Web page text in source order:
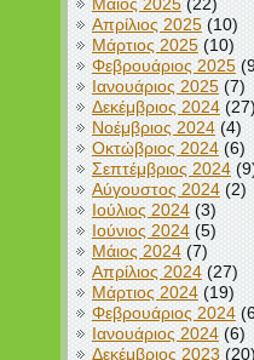
Απρίλιος 2025(10)
Μάρτιος 2025(10)
Φεβρουάριος 2025
Ιανουάριος 2025(7)
Δεκέμβριος 2024(27)
Νοέμβριος 2024(4)
Οκτώβριος 2024(6)
Σεπτέμβριος 2024
Αύγουστος 2024(2)
Ιούλιος 2024(3)
Ιούνιος 2024(5)
Μάιος 2024(7)
Απρίλιος 2024(27)
Μάρτιος 2024(19)
Φεβρουάριος 2024
Ιανουάριος 2024(6)
Δεκέμβριος 2023 (20)